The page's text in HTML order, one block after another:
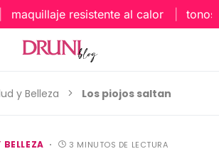
maquillaje resistente al calor tonos
y Belleza Los piojos saltan
BELLEZA 3 MINUTOS DE LECTURA